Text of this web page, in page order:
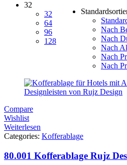
Nach
Nach
Nach
Nach
Nach
32
32
64
96
128
Compare
Wishlist
Weiterlesen
Categories: Kofferablage
80.001 Kofferablage Rujz